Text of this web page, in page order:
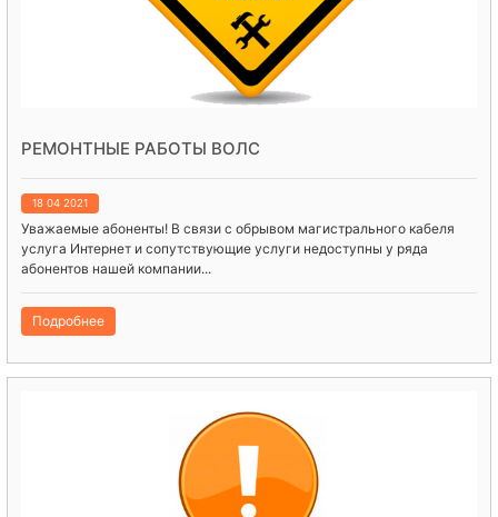
РЕМОНТНЫЕ РАБОТЫ ВОЛС
18 04 2021
Уважаемые абоненты! В связи с обрывом магистрального кабеля
услуга Интернет и сопутствующие услуги недоступны у ряда
абонентов нашей компании...
Подробнее